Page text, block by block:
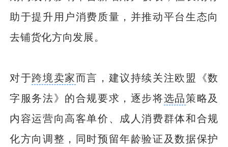
助于提升用户消费质量，并推动平台生态向
去铺货化方向发展。
对于跨境卖家而言，建议持续关注欧盟《数
字服务法》的合规要求，逐步将选品策略及
内容运营向高客单价、成人消费群体和合规
化方向调整，同时预留年龄验证及数据保护